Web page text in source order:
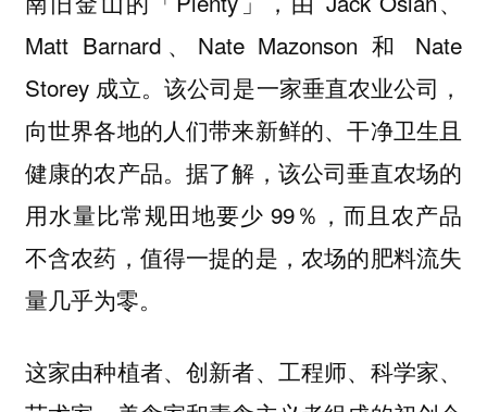
Matt Barnard、Nate Mazonson 和 Nate
Storey 成立。该公司是一家垂直农业公司，
向世界各地的人们带来新鲜的、干净卫生且
健康的农产品。据了解，该公司垂直农场的
用水量比常规田地要少 99％，而且农产品
不含农药，值得一提的是，农场的肥料流失
量几乎为零。
这家由种植者、创新者、工程师、科学家、